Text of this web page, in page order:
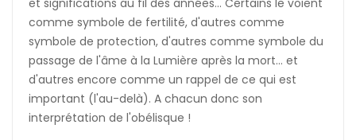
comme symbole de fertilité, d'autres comme
symbole de protection, d'autres comme symbole du
passage de l'âme à la Lumière après la mort... et
d'autres encore comme un rappel de ce qui est
important (l'au-delà). A chacun donc son
interprétation de l'obélisque !